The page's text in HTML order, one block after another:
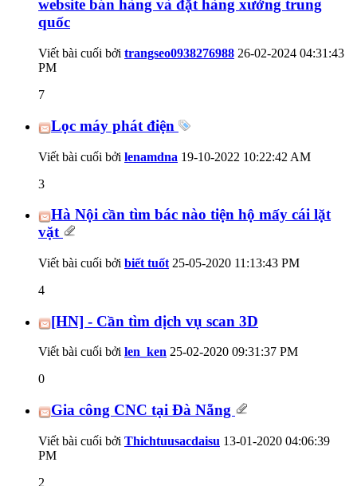
website bán hàng và đặt hàng xưởng trung
quốc
Viết bài cuối bởi trangseo0938276988 26-02-2024 04:31:43
PM
7
Lọc máy phát điện
Viết bài cuối bởi lenamdna 19-10-2022 10:22:42 AM
3
Hà Nội cần tìm bác nào tiện hộ mấy cái lặt
vặt
Viết bài cuối bởi biết tuốt 25-05-2020 11:13:43 PM
4
[HN] - Cần tìm dịch vụ scan 3D
Viết bài cuối bởi len_ken 25-02-2020 09:31:37 PM
0
Gia công CNC tại Đà Nẵng
Viết bài cuối bởi Thichtuusacdaisu 13-01-2020 04:06:39
PM
2